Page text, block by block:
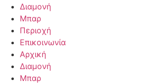
Διαμονή
Μπαρ
Περιοχή
Επικοινωνία
Αρχική
Διαμονή
Μπαρ